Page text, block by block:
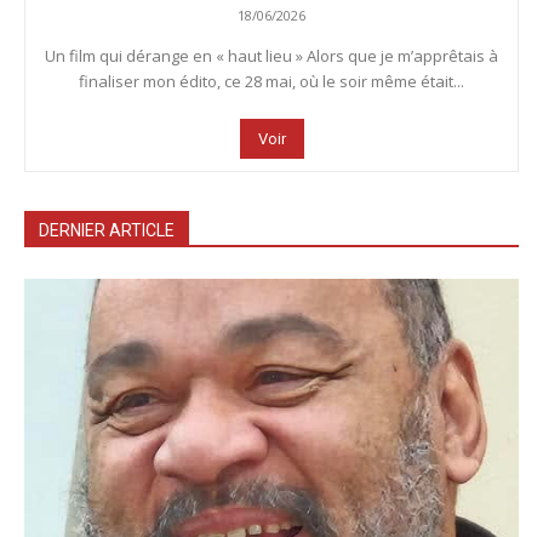
18/06/2026
Un film qui dérange en « haut lieu » Alors que je m’apprêtais à
finaliser mon édito, ce 28 mai, où le soir même était...
Voir
DERNIER ARTICLE